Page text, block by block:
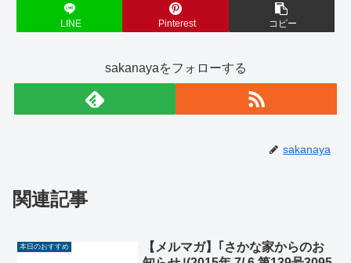
LINE Pinterest コピー
sakanayaをフォローする
sakanaya
関連記事
本日のおすすめ
【メルマガ】｢さかな家からのお